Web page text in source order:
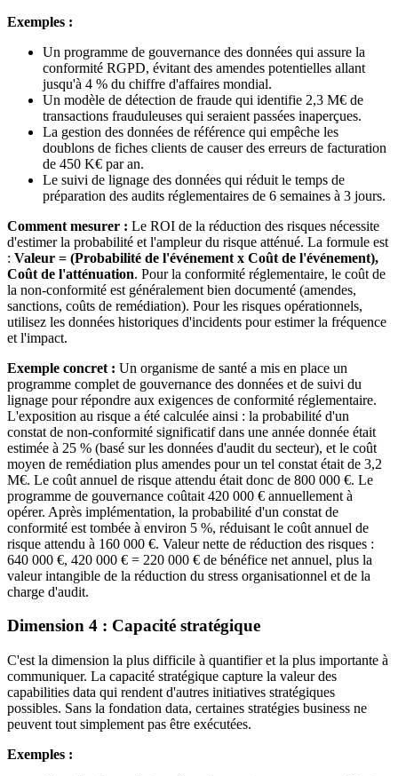
Exemples :
Un programme de gouvernance des données qui assure la
conformité RGPD, évitant des amendes potentielles allant
jusqu'à 4 % du chiffre d'affaires mondial.
Un modèle de détection de fraude qui identifie 2,3 M€ de
transactions frauduleuses qui seraient passées inaperçues.
La gestion des données de référence qui empêche les
doublons de fiches clients de causer des erreurs de facturation
de 450 K€ par an.
Le suivi de lignage des données qui réduit le temps de
préparation des audits réglementaires de 6 semaines à 3 jours.
Comment mesurer : Le ROI de la réduction des risques nécessite
d'estimer la probabilité et l'ampleur du risque atténué. La formule est
: Valeur = (Probabilité de l'événement x Coût de l'événement),
Coût de l'atténuation. Pour la conformité réglementaire, le coût de
la non-conformité est généralement bien documenté (amendes,
sanctions, coûts de remédiation). Pour les risques opérationnels,
utilisez les données historiques d'incidents pour estimer la fréquence
et l'impact.
Exemple concret : Un organisme de santé a mis en place un
programme complet de gouvernance des données et de suivi du
lignage pour répondre aux exigences de conformité réglementaire.
L'exposition au risque a été calculée ainsi : la probabilité d'un
constat de non-conformité significatif dans une année donnée était
estimée à 25 % (basé sur les données d'audit du secteur), et le coût
moyen de remédiation plus amendes pour un tel constat était de 3,2
M€. Le coût annuel de risque attendu était donc de 800 000 €. Le
programme de gouvernance coûtait 420 000 € annuellement à
opérer. Après implémentation, la probabilité d'un constat de
conformité est tombée à environ 5 %, réduisant le coût annuel de
risque attendu à 160 000 €. Valeur nette de réduction des risques :
640 000 €, 420 000 € = 220 000 € de bénéfice net annuel, plus la
valeur intangible de la réduction du stress organisationnel et de la
charge d'audit.
Dimension 4 : Capacité stratégique
C'est la dimension la plus difficile à quantifier et la plus importante à
communiquer. La capacité stratégique capture la valeur des
capabilities data qui rendent d'autres initiatives stratégiques
possibles. Sans la fondation data, certaines stratégies business ne
peuvent tout simplement pas être exécutées.
Exemples :